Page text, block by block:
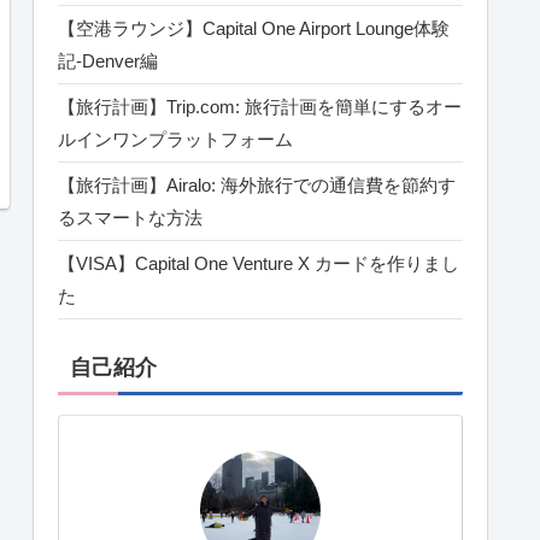
【空港ラウンジ】Capital One Airport Lounge体験
記‐Denver編
【旅行計画】Trip.com: 旅行計画を簡単にするオー
ルインワンプラットフォーム
【旅行計画】Airalo: 海外旅行での通信費を節約す
るスマートな方法
【VISA】Capital One Venture X カードを作りまし
た
自己紹介